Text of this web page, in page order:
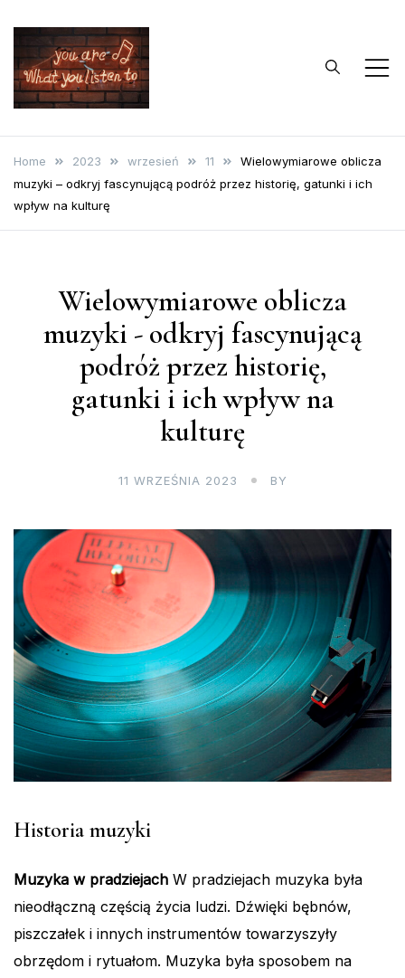
content
…bo muzyka to
życie
Home 2023 wrzesień 11
Wielowymiarowe oblicza
muzyki – odkryj fascynującą podróż przez historię, gatunki i ich
wpływ na kulturę
Wielowymiarowe oblicza
muzyki - odkryj fascynującą
podróż przez historię,
gatunki i ich wpływ na
kulturę
11 WRZEŚNIA 2023 BY
Historia muzyki
Muzyka w pradziejach W pradziejach muzyka była
nieodłączną częścią życia ludzi. Dźwięki bębnów,
piszczałek i innych instrumentów towarzyszyły
obrzędom i rytuałom. Muzyka była sposobem na